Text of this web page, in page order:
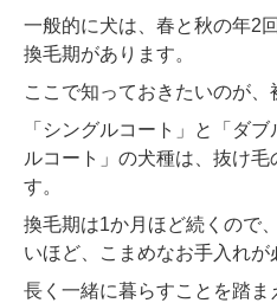
一般的に犬は、春と秋の年2
換毛期があります。
ここで知っておきたいのが、
「シングルコート」と「ダ
ルコート」の犬種は、抜け毛
す。
換毛期は1か月ほど続くので
いほど、こまめなお手入れが
長く一緒に暮らすことを踏